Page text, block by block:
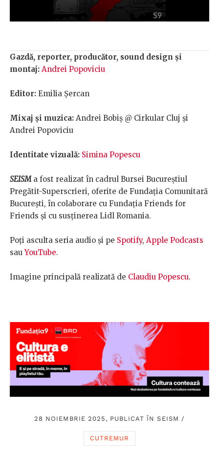
Gazdă, reporter, producător, sound design și
montaj: Andrei Popoviciu
Editor: Emilia Șercan
Mixaj și muzica: Andrei Bobiș @ Cirkular Cluj și
Andrei Popoviciu
Identitate vizuală: Simina Popescu
SEISMa fost realizat în cadrul Bursei Bucureștiul
Pregătit-Superscrieri, oferite de Fundația Comunitară
București, în colaborare cu Fundația Friends for
Friends și cu susținerea Lidl Romania.
Poți asculta seria audio și pe Spotify, Apple Podcasts
sauYouTube.
Imagine principală realizată de Claudiu Popescu.
28 NOIEMBRIE 2025, PUBLICAT ÎNSEISM /
CUTREMUR